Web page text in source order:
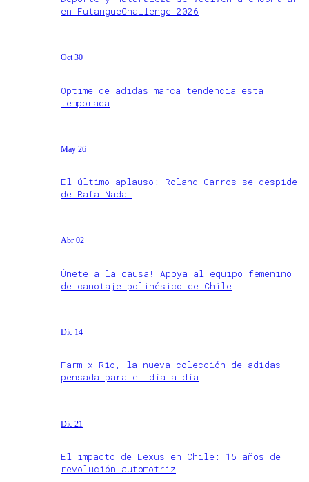
en FutangueChallenge 2026
Oct 30
Optime de adidas marca tendencia esta
temporada
May 26
El último aplauso: Roland Garros se despide
de Rafa Nadal
Abr 02
Únete a la causa! Apoya al equipo femenino
de canotaje polinésico de Chile
Dic 14
Farm x Rio, la nueva colección de adidas
pensada para el día a día
Dic 21
El impacto de Lexus en Chile: 15 años de
revolución automotriz